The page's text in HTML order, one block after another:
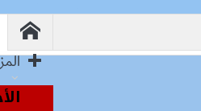
الملاعب إلى قيادة